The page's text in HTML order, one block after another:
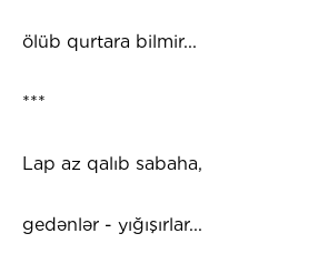
ölüb qurtara bilmir...
***
Lap az qalıb sabaha,
gedənlər - yığışırlar...